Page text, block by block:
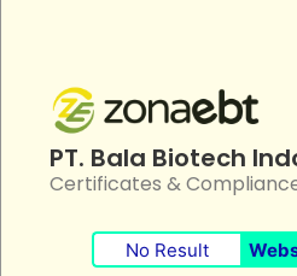
PT. Bala Biotech
Certificates &
No Result